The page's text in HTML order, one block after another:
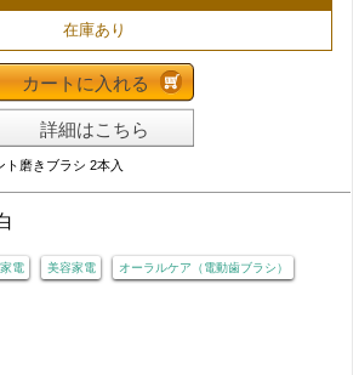
在庫あり
カートに入れる
詳細はこちら
ト磨きブラシ 2本入
電 美容家電 オーラルケア（電動歯ブラシ）